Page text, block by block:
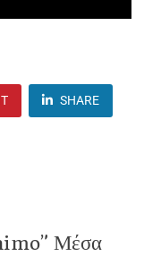
SHARE
Μέσα